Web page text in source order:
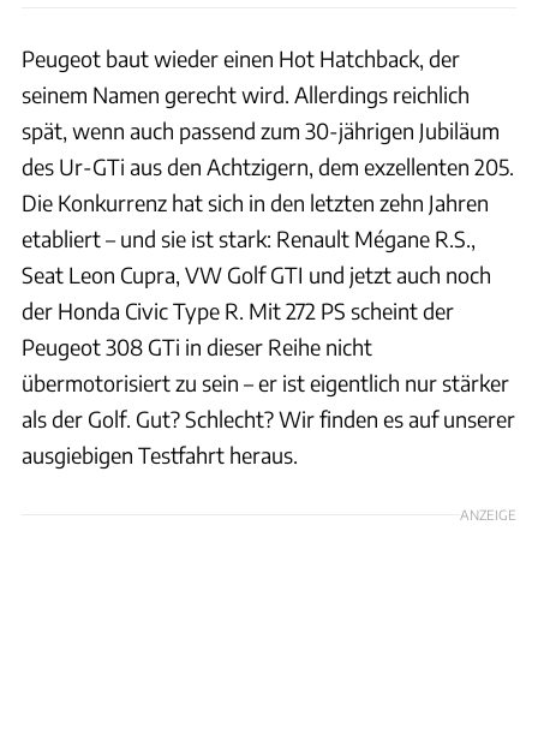
Peugeot baut wieder einen Hot Hatchback, der
seinem Namen gerecht wird. Allerdings reichlich
spät, wenn auch passend zum 30-jährigen Jubiläum
des Ur-GTi aus den Achtzigern, dem exzellenten 205.
Die Konkurrenz hat sich in den letzten zehn Jahren
etabliert – und sie ist stark: Renault Mégane R.S.,
Seat Leon Cupra, VW Golf GTI und jetzt auch noch
der Honda Civic Type R. Mit 272 PS scheint der
Peugeot 308 GTi in dieser Reihe nicht
übermotorisiert zu sein – er ist eigentlich nur stärker
als der Golf. Gut? Schlecht? Wir finden es auf unserer
ausgiebigen Testfahrt heraus.
ANZEIGE